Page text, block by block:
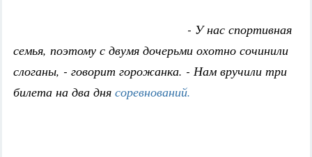
- У нас спортивная
семья, поэтому с двумя дочерьми охотно сочинили
слоганы, - говорит горожанка. - Нам вручили три
билета на два дня соревнований.